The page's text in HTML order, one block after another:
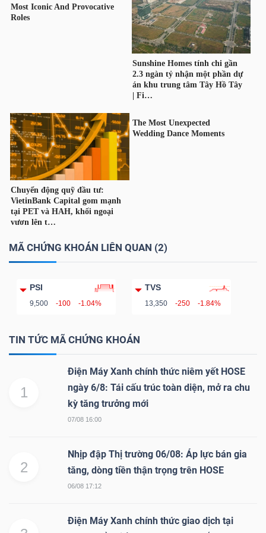
MÃ CHỨNG KHOÁN LIÊN QUAN (2)
PSI
9,500 -100 -1.04%
TVS
13,350 -250 -1.84%
TIN TỨC MÃ CHỨNG KHOÁN
1
Điện Máy Xanh chính thức niêm yết HOSE
ngày 6/8: Tái cấu trúc toàn diện, mở ra chu
kỳ tăng trưởng mới
07/08 16:00
2
Nhịp đập Thị trường 06/08: Áp lực bán gia
tăng, dòng tiền thận trọng trên HOSE
06/08 17:12
Điện Máy Xanh chính thức giao dịch tại
CÔNG
CỤ
ĐẦU
TƯ
TRUY
XUẤT
Ngành
VS-
LƯỢNG